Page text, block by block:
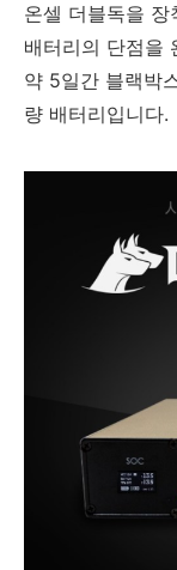
온셀 더블독을
배터리의 단점을
약 5일간 블랙박
량 배터리입니다.